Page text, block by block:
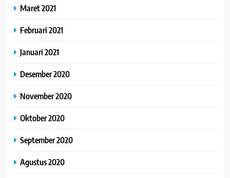
Maret 2021
Februari 2021
Januari 2021
Desember 2020
November 2020
Oktober 2020
September 2020
Agustus 2020